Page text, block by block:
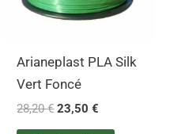
Arianeplast PLA Silk
Vert Foncé
28,20€ 23,50€